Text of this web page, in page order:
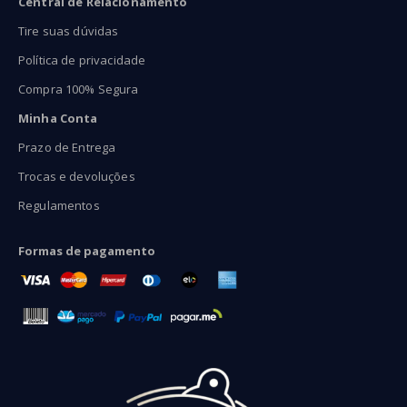
Tire suas dúvidas
Política de privacidade
Compra 100% Segura
Minha Conta
Prazo de Entrega
Trocas e devoluções
Regulamentos
Formas de pagamento